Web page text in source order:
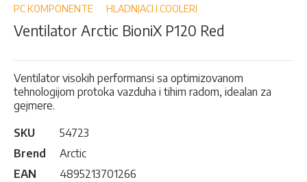
of
images
beginning
the
gallery
PC KOMPONENTE HLADNJACI I COOLERI
Ventilator Arctic BioniX P120 Red
Ventilator visokih performansi sa optimizovanom
tehnologijom protoka vazduha i tihim radom, idealan za
gejmere.
SKU
54723
Brend
Arctic
EAN
4895213701266